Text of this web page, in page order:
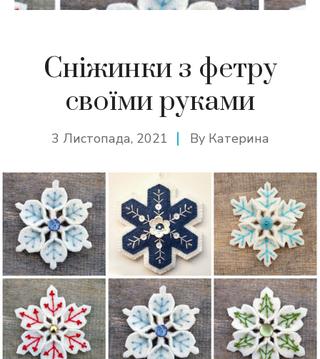
Сніжинки з фетру
своїми руками
3 Листопада, 2021 By Катерина